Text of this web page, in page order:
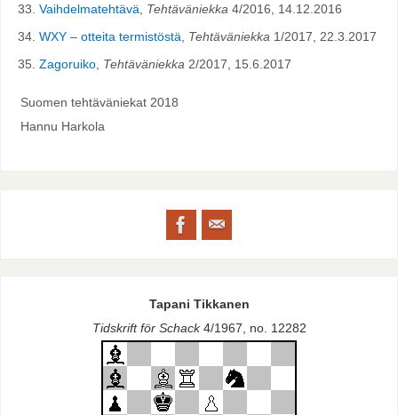
Vaihdelmatehtävä
Tehtäväniekka 4/2016, 14.12.2016
WXY – otteita termistöstä
Tehtäväniekka 1/2017, 22.3.2017
Zagoruiko Tehtäväniekka 2/2017, 15.6.2017
Suomen tehtäväniekat 2018
Hannu Harkola
Tapani Tikkanen
Tidskrift för Schack4/1967, no. 12282